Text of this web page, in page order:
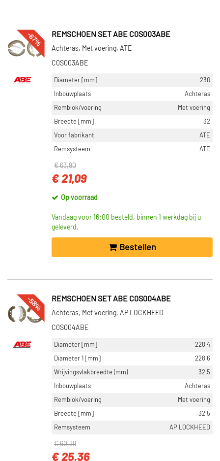
-67% REMSCHOEN SET ABE C0S003ABE
Achteras, Met voering, ATE
C0S003ABE
Diameter [mm]
230
Inbouwplaats
Achteras
Remblok/voering
Met voering
Breedte [mm]
32
Voor fabrikant
ATE
Remsysteem
ATE
€ 63,90
€ 21,09
Op voorraad
Vandaag voor 16:00 besteld, binnen 1 werkdag bij u
geleverd.
Bestellen
-58% REMSCHOEN SET ABE C0S004ABE
Achteras, Met voering, AP LOCKHEED
C0S004ABE
Diameter [mm]
228,4
Diameter 1 [mm]
228,6
Wrijvingsvlakbreedte (mm)
32,5
Inbouwplaats
Achteras
Remblok/voering
Met voering
Breedte [mm]
32,5
Remsysteem
AP LOCKHEED
€ 60,39
€ 25,36